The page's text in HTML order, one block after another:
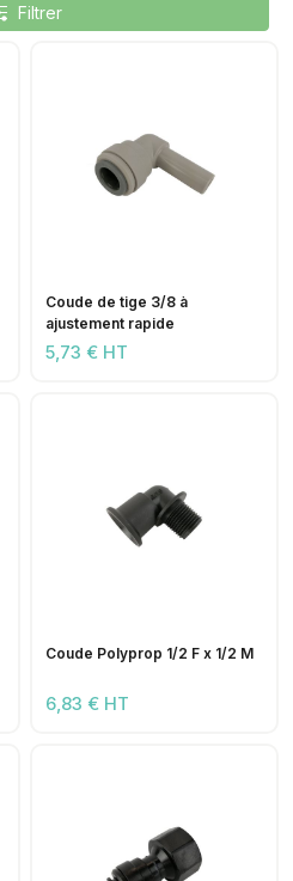
Filtrer
Coude de tige 3/8 à
ajustement rapide
5,73 € HT
Coude Polyprop 1/2 F x 1/2 M
6,83 € HT